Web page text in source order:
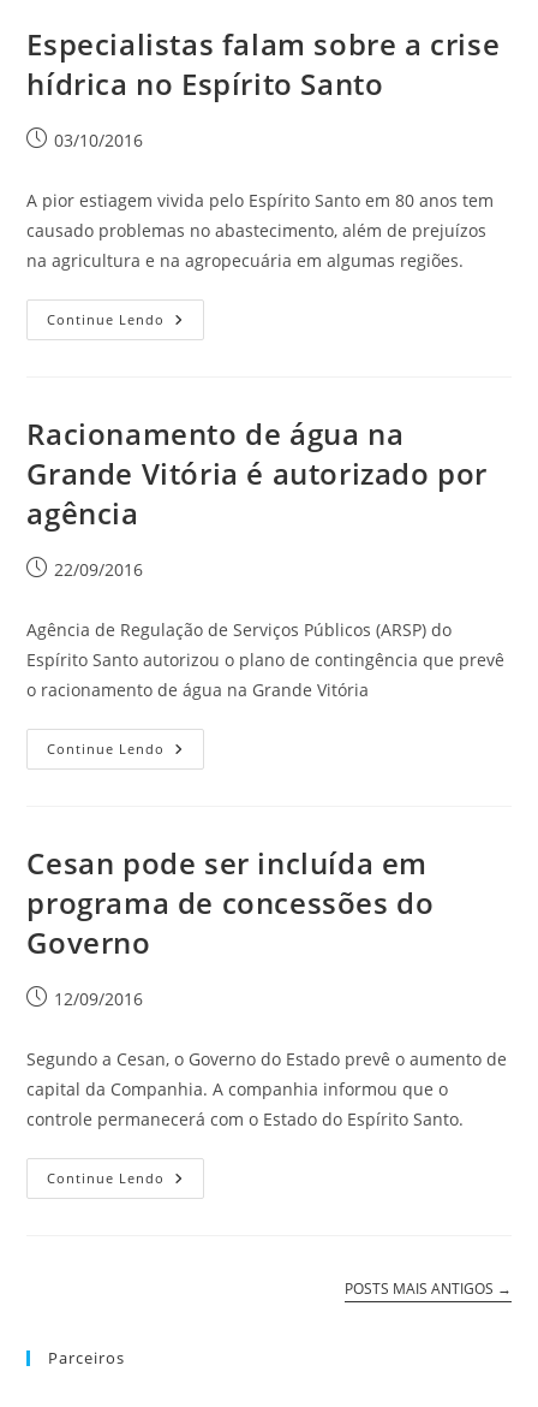
Especialistas falam sobre a crise
hídrica no Espírito Santo
03/10/2016
A pior estiagem vivida pelo Espírito Santo em 80 anos tem
causado problemas no abastecimento, além de prejuízos
na agricultura e na agropecuária em algumas regiões.
Continue Lendo
Racionamento de água na
Grande Vitória é autorizado por
agência
22/09/2016
Agência de Regulação de Serviços Públicos (ARSP) do
Espírito Santo autorizou o plano de contingência que prevê
o racionamento de água na Grande Vitória
Continue Lendo
Cesan pode ser incluída em
programa de concessões do
Governo
12/09/2016
Segundo a Cesan, o Governo do Estado prevê o aumento de
capital da Companhia. A companhia informou que o
controle permanecerá com o Estado do Espírito Santo.
Continue Lendo
POSTS MAIS ANTIGOS →
Parceiros